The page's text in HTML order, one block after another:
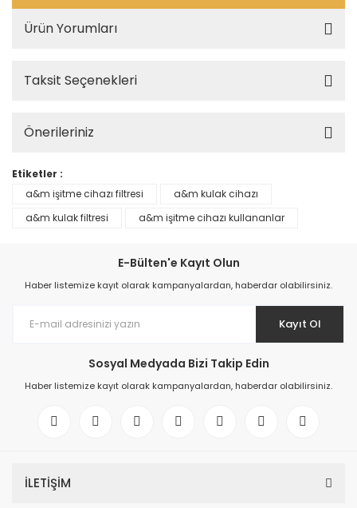
Ürün Yorumları
Taksit Seçenekleri
Önerileriniz
Etiketler :
a&m işitme cihazı filtresi
a&m kulak cihazı
a&m kulak filtresi
a&m işitme cihazı kullananlar
E-Bülten'e Kayıt Olun
Haber listemize kayıt olarak kampanyalardan, haberdar olabilirsiniz.
Kayıt Ol
Sosyal Medyada Bizi Takip Edin
Haber listemize kayıt olarak kampanyalardan, haberdar olabilirsiniz.
İLETİŞİM